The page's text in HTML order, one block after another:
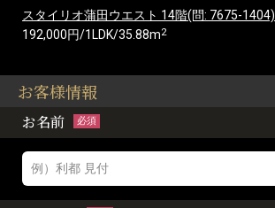
スタイリオ蒲田ウエスト 14階(問: 7675-1404)
192,000円/1LDK/35.88m2
お客様情報
お名前 必須